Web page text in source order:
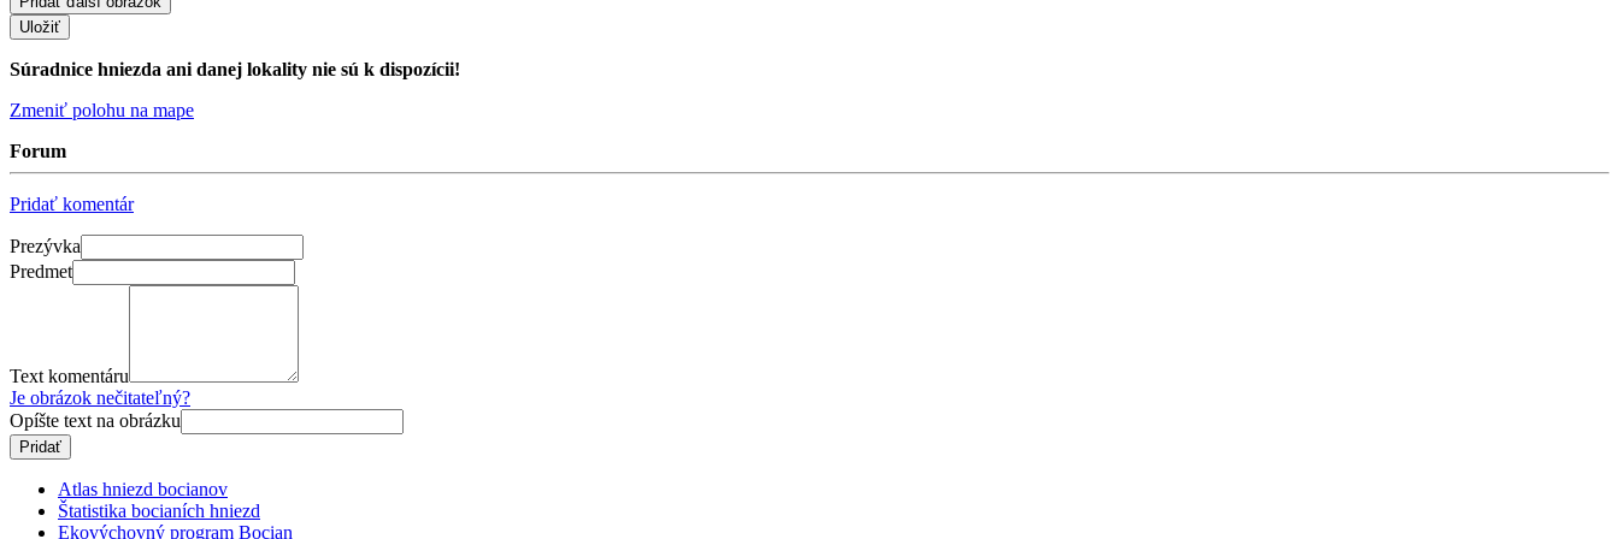
Súradnice hniezda ani danej lokality nie sú k dispozícii!
Zmeniť polohu na mape
Forum
Pridať komentár
Prezývka
Predmet
Text komentáru
Je obrázok nečitateľný?
Opíšte text na obrázku
Atlas hniezd bocianov
Štatistika bocianích hniezd
Ekovýchovný program Bocian